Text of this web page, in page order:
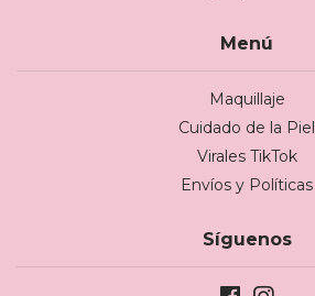
Menú
Maquillaje
Cuidado de la Piel
Virales TikTok
Envíos y Políticas
Síguenos